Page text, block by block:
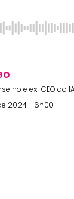
e ex-CEO do
2024 - 6h00